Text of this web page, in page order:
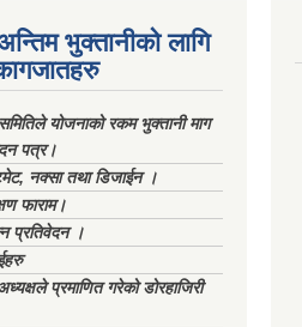
भुक्तानीको लागि
योजनाको रकम भुक्तानी माग
पत्र।
नक्सा तथा डिजाईन ।
फाराम।
प्रतिवेदन ।
प्रमाणित गरेको डोरहाजिरी